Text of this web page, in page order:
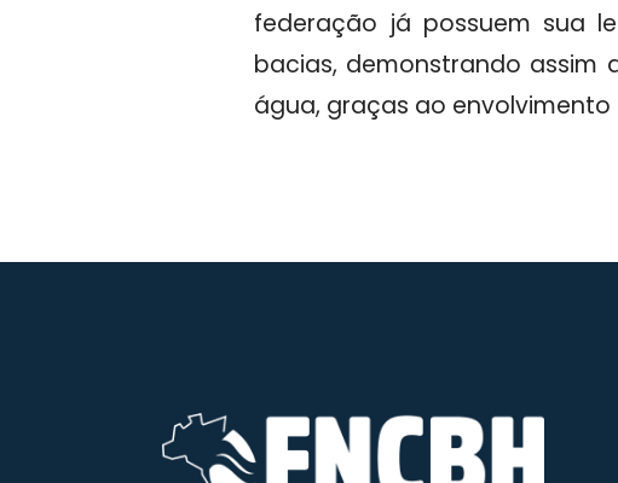
federação já possuem sua
bacias, demonstrando assim
água, graças ao